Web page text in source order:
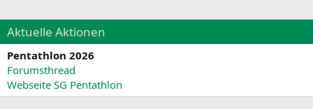
Aktuelle Aktionen
Pentathlon 2026
Forumsthread
Webseite SG Pentathlon